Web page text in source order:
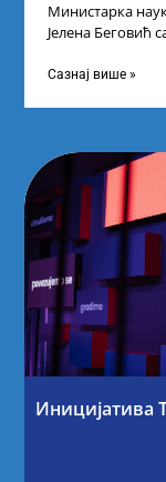
Министарка
Јелена Беговић
Сазнај више »
Иницијатива